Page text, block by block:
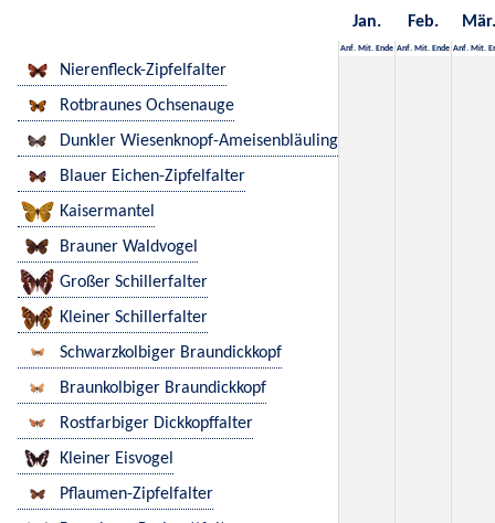
Jan. Feb. Mär.
Anf. Mit. Ende Anf. Mit. Ende Anf. Mit.
Nierenfleck-Zipfelfalter
Rotbraunes Ochsenauge
Dunkler Wiesenknopf-Ameisenbläuling
Blauer Eichen-Zipfelfalter
Kaisermantel
Brauner Waldvogel
Großer Schillerfalter
Kleiner Schillerfalter
Schwarzkolbiger Braundickkopf
Braunkolbiger Braundickkopf
Rostfarbiger Dickkopffalter
Kleiner Eisvogel
Pflaumen-Zipfelfalter